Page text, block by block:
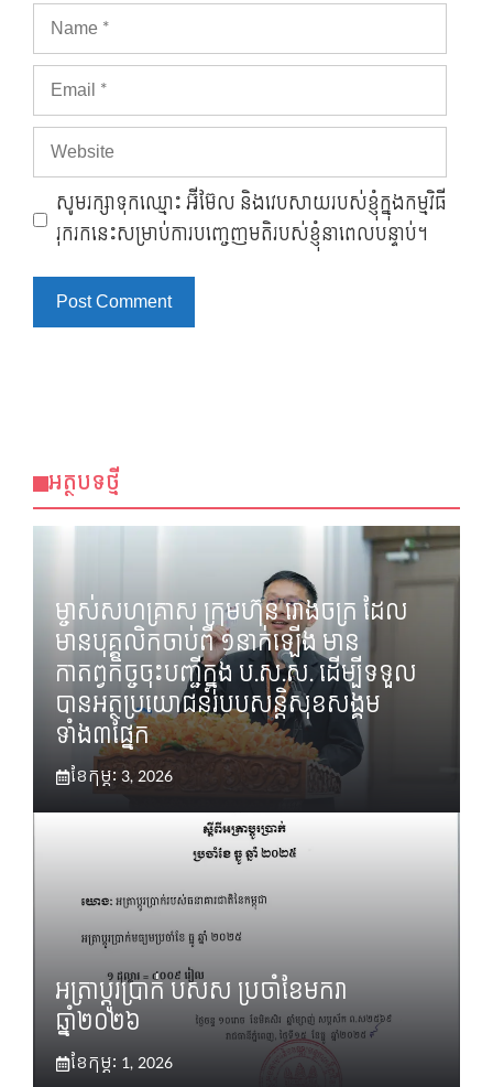
Name
Email
Website
សូមរក្សាទុកឈ្មោះ អ៊ីម៊ែល និងវេបសាយរបស់ខ្ញុំក្នុងកម្មវិធី
រុករកនេះសម្រាប់ការបញ្ចេញមតិរបស់ខ្ញុំនាពេលបន្ទាប់។
អត្ថបទថ្មី
ម្ចាស់សហគ្រាស ក្រុមហ៊ុន រោងចក្រ ដែល
មានបុគ្គលិកចាប់ពី ១នាក់ឡើង មាន
កាតព្វកិច្ចចុះបញ្ជីក្នុង ប.ស.ស. ដើម្បីទទួល
បានអត្ថប្រយោជន៍របបសន្តិសុខសង្គម
ទាំង៣ផ្នែក
ខែ​កុម្ភៈ 3, 2026
អត្រាប្ដូរប្រាក់ បសស ប្រចាំខែមករា
ឆ្នាំ២០២៦
ខែ​កុម្ភៈ 1, 2026